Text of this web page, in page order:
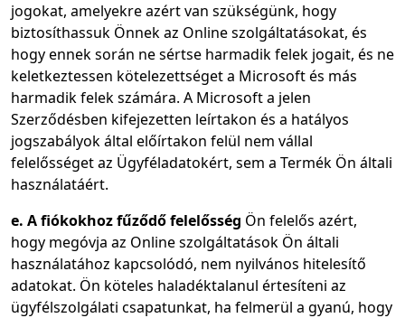
jogokat, amelyekre azért van szükségünk, hogy
biztosíthassuk Önnek az Online szolgáltatásokat, és
hogy ennek során ne sértse harmadik felek jogait, és ne
keletkeztessen kötelezettséget a Microsoft és más
harmadik felek számára. A Microsoft a jelen
Szerződésben kifejezetten leírtakon és a hatályos
jogszabályok által előírtakon felül nem vállal
felelősséget az Ügyféladatokért, sem a Termék Ön általi
használatáért.
e. A fiókokhoz fűződő felelősség Ön felelős azért,
hogy megóvja az Online szolgáltatások Ön általi
használatához kapcsolódó, nem nyilvános hitelesítő
adatokat. Ön köteles haladéktalanul értesíteni az
ügyfélszolgálati csapatunkat, ha felmerül a gyanú, hogy